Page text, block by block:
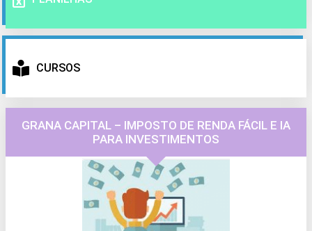
CURSOS
GRANA CAPITAL – IMPOSTO DE RENDA FÁCIL E IA
PARA INVESTIMENTOS